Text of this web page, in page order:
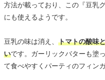
方法が載っており、この『豆乳
にも使えるようです。
豆乳の味は消え、 トマトの酸味
いです。ガーリックバターも塗
て食べやすくパーティのフィン